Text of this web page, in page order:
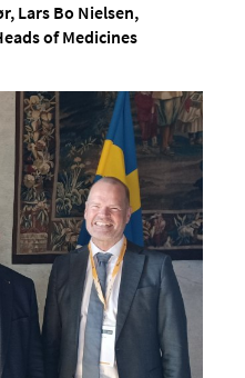
Lars Bo Nielsen,
of Medicines